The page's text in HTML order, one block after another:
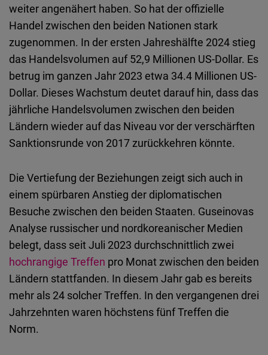
weiter angenähert haben. So hat der offizielle
Handel zwischen den beiden Nationen stark
zugenommen. In der ersten Jahreshälfte 2024 stieg
das Handelsvolumen auf 52,9 Millionen US-Dollar. Es
betrug im ganzen Jahr 2023 etwa 34.4 Millionen US-
Dollar. Dieses Wachstum deutet darauf hin, dass das
jährliche Handelsvolumen zwischen den beiden
Ländern wieder auf das Niveau vor der verschärften
Sanktionsrunde von 2017 zurückkehren könnte.
Die Vertiefung der Beziehungen zeigt sich auch in
einem spürbaren Anstieg der diplomatischen
Besuche zwischen den beiden Staaten. Guseinovas
Analyse russischer und nordkoreanischer Medien
belegt, dass seit Juli 2023 durchschnittlich zwei
hochrangige Treffen pro Monat zwischen den beiden
Ländern stattfanden. In diesem Jahr gab es bereits
mehr als 24 solcher Treffen. In den vergangenen drei
Jahrzehnten waren höchstens fünf Treffen die
Norm.